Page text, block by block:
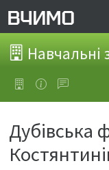
Навчальні
Дубівська